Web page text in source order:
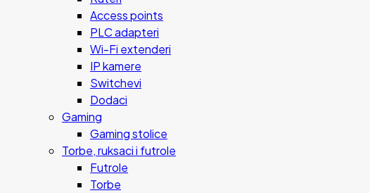
Access points
PLC adapteri
Wi-Fi extenderi
IP kamere
Switchevi
Dodaci
Gaming
Gaming stolice
Torbe, ruksaci i futrole
Futrole
Torbe